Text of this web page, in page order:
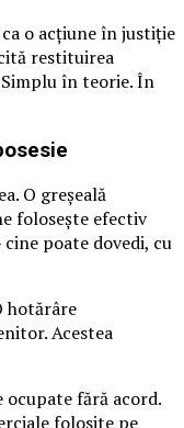
o acțiune în justiție
restituirea
în teorie. În
O greșeală
folosește efectiv
poate dovedi, cu
hotărâre
Acestea
fără acord.
folosite pe